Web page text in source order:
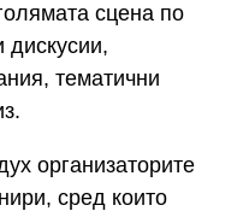
сцена по
тематични
организаторите
сред които